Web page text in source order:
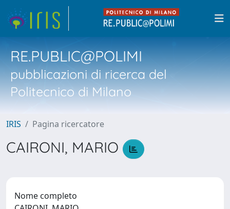
RE.PUBLIC@POLIMI
pubblicazioni di ricerca del
Politecnico di Milano
IRIS Pagina ricercatore
CAIRONI, MARIO
Nome completo